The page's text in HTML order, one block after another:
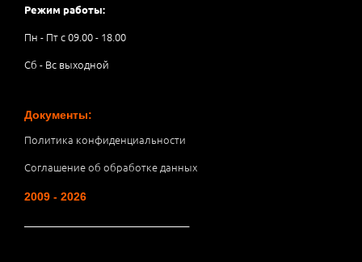
Режим работы:
Пн - Пт с 09.00 - 18.00
Сб - Вс выходной
Документы:
Политика конфиденциальности
Соглашение об обработке данных
2009 - 2026